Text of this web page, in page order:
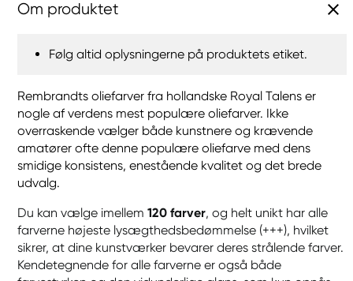
Om produktet
Følg altid oplysningerne på produktets etiket.
Rembrandts oliefarver fra hollandske Royal Talens er
nogle af verdens mest populære oliefarver. Ikke
overraskende vælger både kunstnere og krævende
amatører ofte denne populære oliefarve med dens
smidige konsistens, enestående kvalitet og det brede
udvalg.
Du kan vælge imellem 120 farver, og helt unikt har alle
farverne højeste lysægthedsbedømmelse (+++), hvilket
sikrer, at dine kunstværker bevarer deres strålende farver.
Kendetegnende for alle farverne er også både